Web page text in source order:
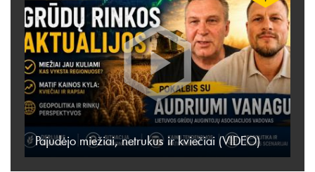
Pajudėjo miežiai, netrukus ir kviečiai (VIDEO)